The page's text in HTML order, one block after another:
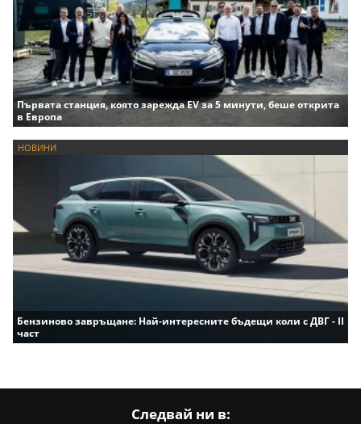
Първата станция, която зарежда EV за 5 минути, беше открита
в Европа
НОВИНИ
Бензиново завръщане: Най-интересните бъдещи коли с ДВГ - II
част
Следвай ни в: